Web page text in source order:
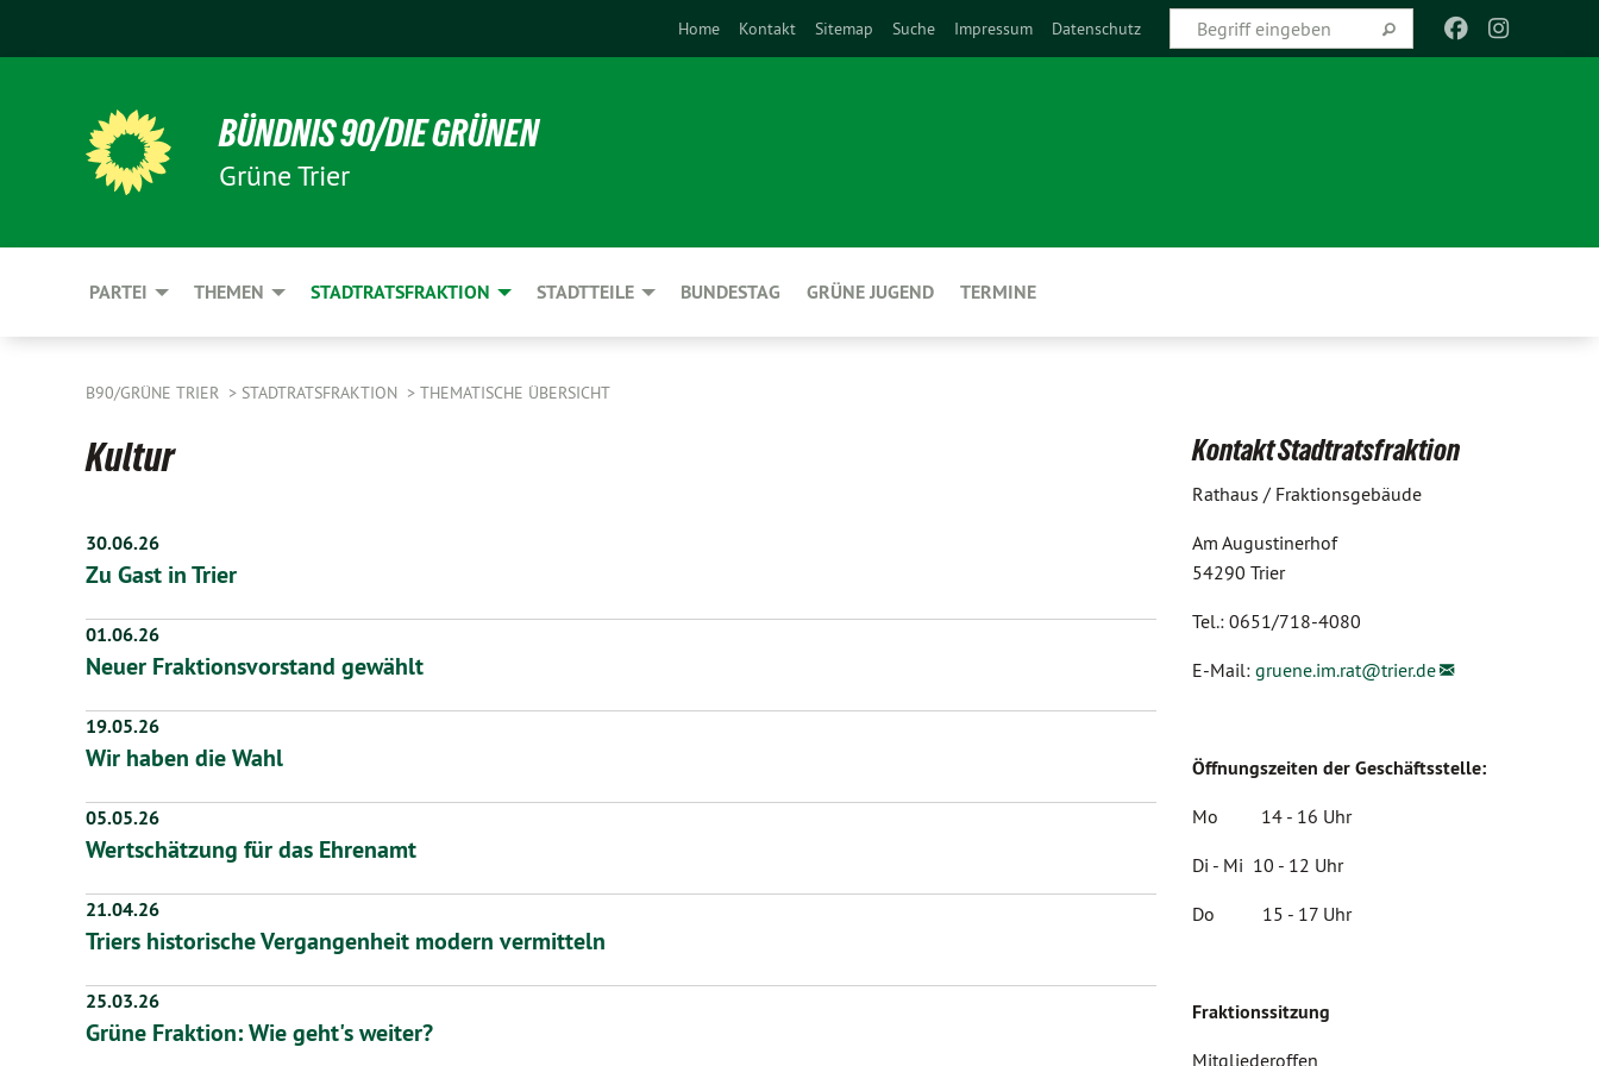
Home Kontakt Sitemap Suche Impressum Datenschutz
BÜNDNIS 90/DIE GRÜNEN
Grüne Trier
PARTEI THEMEN STADTRATSFRAKTION STADTTEILE BUNDESTAG GRÜNE JUGEND TERMINE
B90/GRÜNE TRIER STADTRATSFRAKTION THEMATISCHE ÜBERSICHT
Kultur
30.06.26
Zu Gast in Trier
01.06.26
Neuer Fraktionsvorstand gewählt
19.05.26
Wir haben die Wahl
05.05.26
Wertschätzung für das Ehrenamt
21.04.26
Triers historische Vergangenheit modern vermitteln
25.03.26
Grüne Fraktion: Wie geht's weiter?
Kontakt Stadtratsfraktion
Rathaus / Fraktionsgebäude
Am Augustinerhof
54290 Trier
Tel.: 0651/718-4080
E-Mail: gruene.im.rat@trier.de
Öffnungszeiten der Geschäftsstelle:
Mo 14 - 16 Uhr
Di - Mi 10 - 12 Uhr
Do 15 - 17 Uhr
Fraktionssitzung
Mitgliederoffen